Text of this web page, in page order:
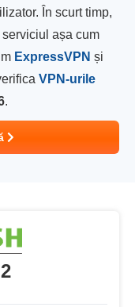
În scurt timp,
așa cum
ExpressVPN și
VPN-urile
.